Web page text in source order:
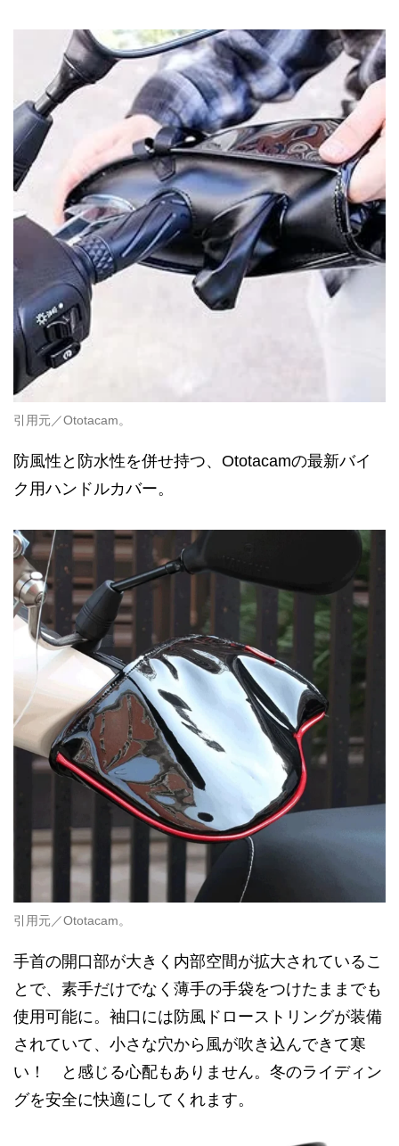
引用元／Ototacam。
防風性と防水性を併せ持つ、Ototacamの最新バイ
ク用ハンドルカバー。
引用元／Ototacam。
手首の開口部が大きく内部空間が拡大されているこ
とで、素手だけでなく薄手の手袋をつけたままでも
使用可能に。袖口には防風ドローストリングが装備
されていて、小さな穴から風が吹き込んできて寒
い！ と感じる心配もありません。冬のライディン
グを安全に快適にしてくれます。